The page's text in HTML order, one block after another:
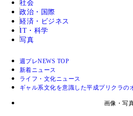
社会
政治・国際
経済・ビジネス
IT・科学
写真
週プレNEWS TOP
新着ニュース
ライフ・文化ニュース
ギャル系文化を意識した平成プリクラの
画像・写